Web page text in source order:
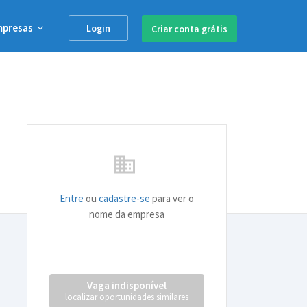
Login Criar conta grátis
business
Entre oucadastre-se para ver o
nome da empresa
Vaga indisponível
localizar oportunidades similares